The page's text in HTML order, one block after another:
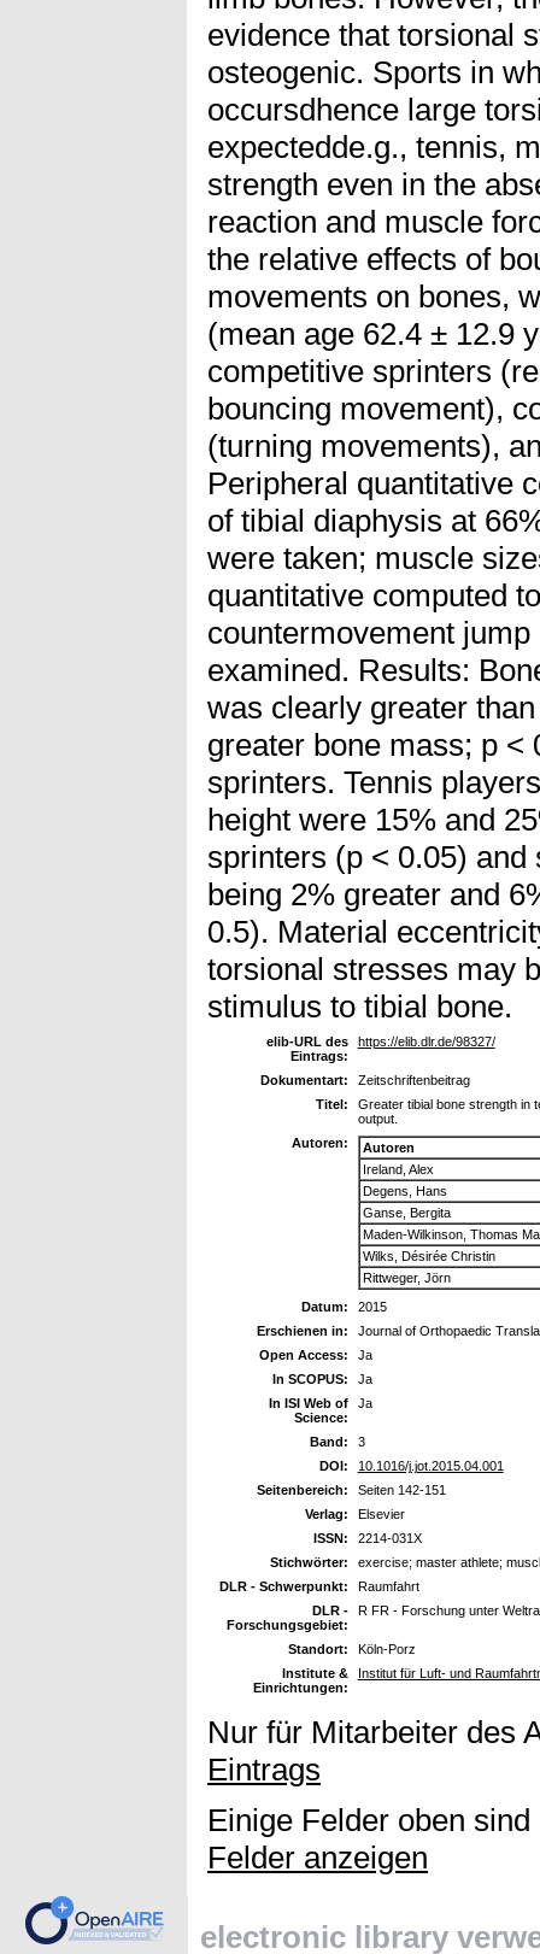
evidence that torsional
osteogenic. Sports in
occursdhence large
expectedde.g., tennis,
strength even in the
reaction and muscle
the relative effects of
movements on bones,
(mean age 62.4 ± 12.9
competitive sprinters
bouncing movement),
(turning movements),
Peripheral quantitative
of tibial diaphysis at
were taken; muscle
quantitative computed
countermovement
examined. Results:
was clearly greater
greater bone mass; p <
sprinters. Tennis
height were 15% and
sprinters (p < 0.05)
being 2% greater and
0.5). Material
torsional stresses may
stimulus to tibial bone.
elib-URL des
Eintrags:
https://elib.dlr.de/98327/
Dokumentart:
Zeitschriftenbeitrag
Titel:
Greater tibial bone strength in
output.
Autoren:
Autoren
Ireland, Alex
Degens, Hans
Ganse, Bergita
Maden-Wilkinson, Thomas
Wilks, Désirée Christin
Rittweger, Jörn
Datum:
2015
Erschienen in:
Journal of Orthopaedic
Open Access:
Ja
In SCOPUS:
Ja
In ISI Web of
Science:
Ja
Band:
3
DOI:
10.1016/j.jot.2015.04.001
Seitenbereich:
Seiten 142-151
Verlag:
Elsevier
ISSN:
2214-031X
Stichwörter:
exercise; master athlete;
DLR - Schwerpunkt:
Raumfahrt
DLR -
Forschungsgebiet:
R FR - Forschung unter
Standort:
Köln-Porz
Institute &
Einrichtungen:
Institut für Luft- und
Nur für Mitarbeiter des
Eintrags
Einige Felder oben
Felder anzeigen
electronic library